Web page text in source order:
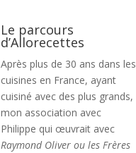
Le parcours
d’Allorecettes
Après plus de 30 ans dans les
cuisines en France, ayant
cuisiné avec des plus grands,
mon association avec
Philippe qui œuvrait avec
Raymond Oliver ou les Frères